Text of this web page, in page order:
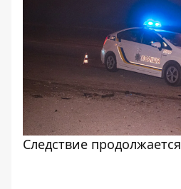
Следствие продолжается